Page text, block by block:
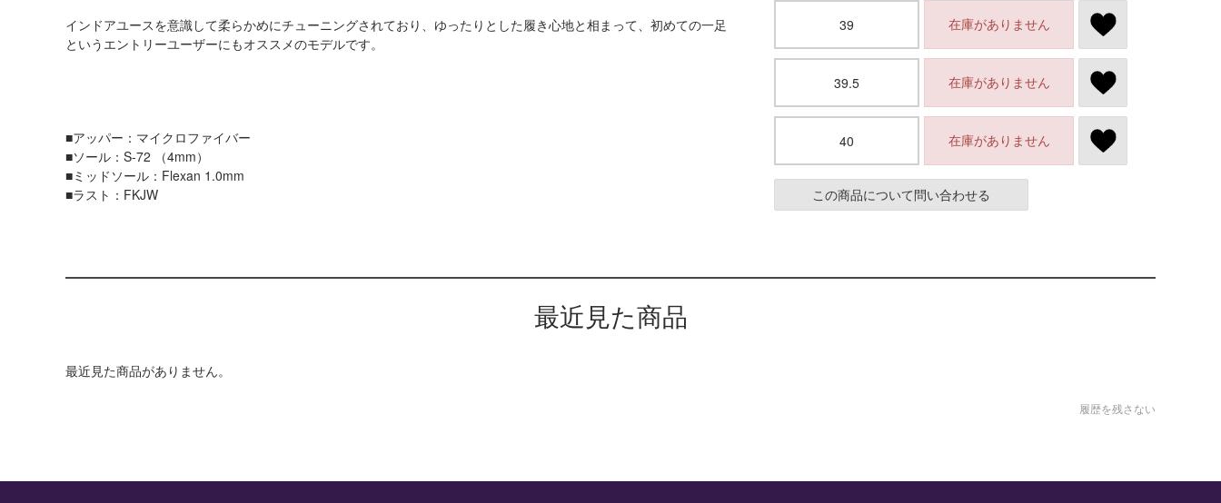
インドアユースを意識して柔らかめにチューニングされており、ゆったりとした履き心地と相まって、初めての一足
というエントリーユーザーにもオススメのモデルです。
■アッパー：マイクロファイバー
■ソール：S-72 （4mm）
■ミッドソール：Flexan 1.0mm
■ラスト：FKJW
39 在庫がありません
39.5 在庫がありません
40 在庫がありません
この商品について問い合わせる
最近見た商品
最近見た商品がありません。
履歴を残さない